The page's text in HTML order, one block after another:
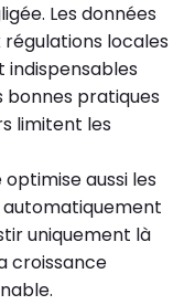
Les données
locales
indispensables
bonnes pratiques
limitent les
aussi les
automatiquement
uniquement là
croissance